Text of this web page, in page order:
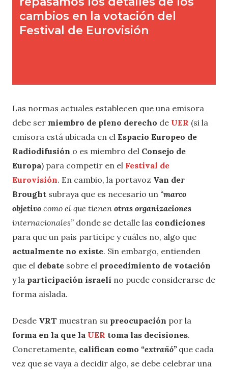
Las normas actuales establecen que una emisora
debe ser miembro de pleno derecho de UER (si la
emisora está ubicada en el Espacio Europeo de
Radiodifusión o es miembro del Consejo de
Europa) para competir en el Festival de
Eurovisión. En cambio, la portavoz Van der
Brought subraya que es necesario un “marco
objetivo como el que tienen otras organizaciones
internacionales” donde se detalle las condiciones
para que un país participe y cuáles no, algo que
actualmente no existe. Sin embargo, entienden
que el debate sobre el procedimiento de votación
y la participación israelí no puede considerarse de
forma aislada.
Desde VRT muestran su preocupación por la
forma en la que la UER toma las decisiones.
Concretamente, califican como “extrañó”que cada
vez que se vaya a decidir algo, se debe celebrar una